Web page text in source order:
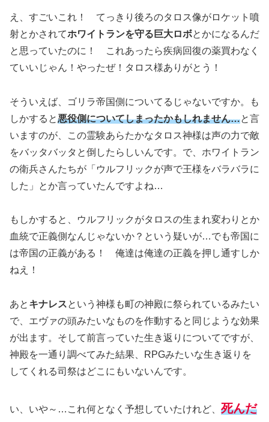
え、すごいこれ！ てっきり後ろのタロス像がロケット噴
射とかされてホワイトランを守る巨大ロボとかになるんだ
と思っていたのに！ これあったら疾病回復の薬買わなく
ていいじゃん！やったぜ！タロス様ありがとう！
そういえば、ゴリラ帝国側についてるじゃないですか。も
しかすると悪役側についてしまったかもしれません…と言
いますのが、この霊験あらたかなタロス神様は声の力で敵
をバッタバッタと倒したらしいんです。で、ホワイトラン
の衛兵さんたちが「ウルフリックが声で王様をバラバラに
した」とか言っていたんですよね…
もしかすると、ウルフリックがタロスの生まれ変わりとか
血統で正義側なんじゃないか？という疑いが…でも帝国に
は帝国の正義がある！ 俺達は俺達の正義を押し通すしか
ねえ！
あと キナレスという神様も町の神殿に祭られているみたい
で、エヴァの頭みたいなものを作動すると同じような効果
が出ます。そして前言っていた生き返りについてですが、
神殿を一通り調べてみた結果、RPGみたいな生き返りを
してくれる司祭はどこにもいないんです。
い、いや～…これ何となく予想していたけれど、 死んだ